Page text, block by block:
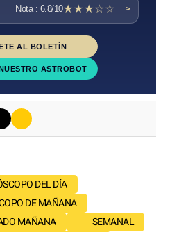
Nota : 6.8/10★★★☆☆ >
AL BOLETÍN
ASTROBOT
DEL DÍA
DE MAÑANA
MAÑANA
SEMANAL